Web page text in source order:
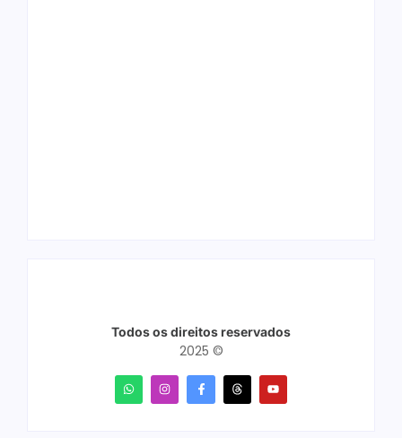
Todos os direitos reservados
2025 ©